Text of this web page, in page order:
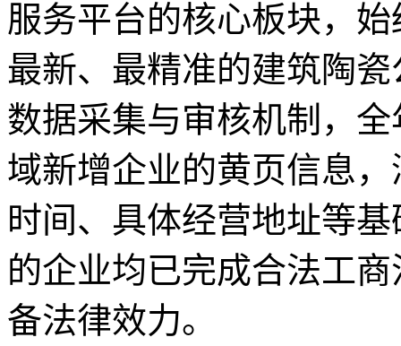
服务平台的核心板块，
最新、最精准的建筑陶
数据采集与审核机制，
域新增企业的黄页信息
时间、具体经营地址等
的企业均已完成合法工
备法律效力。